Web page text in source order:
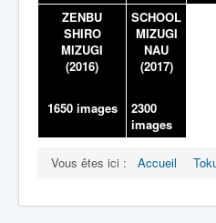
ZENBU
SHIRO
MIZUGI
(2016)
1650 images
SCHOOL
MIZUGI
NAU
(2017)
2300
images
Vous êtes ici : Accueil